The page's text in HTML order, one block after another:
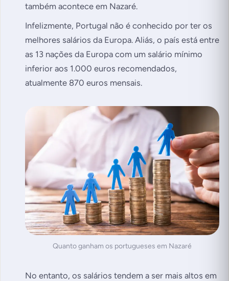
também acontece em Nazaré.
Infelizmente, Portugal não é conhecido por ter os
melhores salários da Europa. Aliás, o país está entre
as 13 nações da Europa com um salário mínimo
inferior aos 1.000 euros recomendados,
atualmente 870 euros mensais.
Quanto ganham os portugueses em Nazaré
No entanto, os salários tendem a ser mais altos em